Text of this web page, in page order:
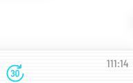
111:14